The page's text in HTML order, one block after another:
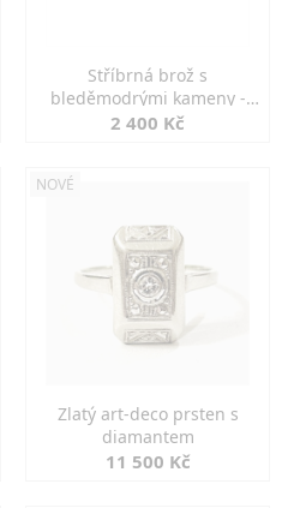
Stříbrná brož s
bleděmodrými kameny -
jemná elegance
2 400 Kč
NOVÉ
Zlatý art-deco prsten s
diamantem
11 500 Kč